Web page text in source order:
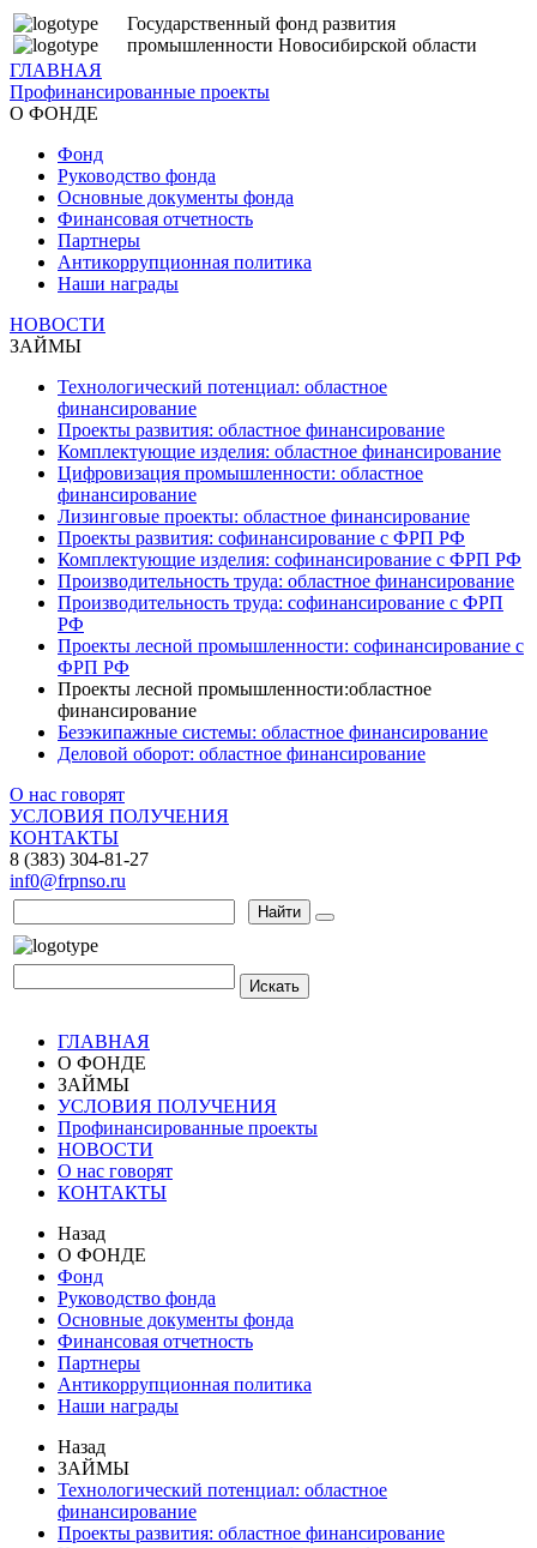
Государственный фонд развития
промышленности Новосибирской области
ГЛАВНАЯ
Профинансированные проекты
О ФОНДЕ
Фонд
Руководство фонда
Основные документы фонда
Финансовая отчетность
Партнеры
Антикоррупционная политика
Наши награды
НОВОСТИ
ЗАЙМЫ
Технологический потенциал: областное
финансирование
Проекты развития: областное финансирование
Комплектующие изделия: областное финансирование
Цифровизация промышленности: областное
финансирование
Лизинговые проекты: областное финансирование
Проекты развития: софинансирование с ФРП РФ
Комплектующие изделия: софинансирование с ФРП РФ
Производительность труда: областное финансирование
Производительность труда: софинансирование с ФРП
РФ
Проекты лесной промышленности: софинансирование с
ФРП РФ
Проекты лесной промышленности:областное
финансирование
Безэкипажные системы: областное финансирование
Деловой оборот: областное финансирование
О нас говорят
УСЛОВИЯ ПОЛУЧЕНИЯ
КОНТАКТЫ
8 (383) 304-81-27
inf0@frpnso.ru
Найти
Искать
ГЛАВНАЯ
О ФОНДЕ
ЗАЙМЫ
УСЛОВИЯ ПОЛУЧЕНИЯ
Профинансированные проекты
НОВОСТИ
О нас говорят
КОНТАКТЫ
Назад
О ФОНДЕ
Фонд
Руководство фонда
Основные документы фонда
Финансовая отчетность
Партнеры
Антикоррупционная политика
Наши награды
Назад
ЗАЙМЫ
Технологический потенциал: областное
финансирование
Проекты развития: областное финансирование